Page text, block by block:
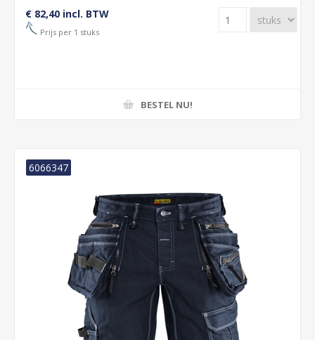
€ 82,40 incl. BTW
Prijs per 1 stuks
BESTEL NU!
6066347